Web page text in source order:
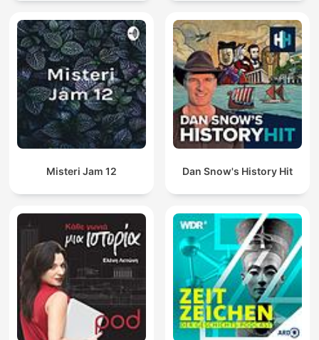
Misteri Jam 12 Dan Snow's History Hit